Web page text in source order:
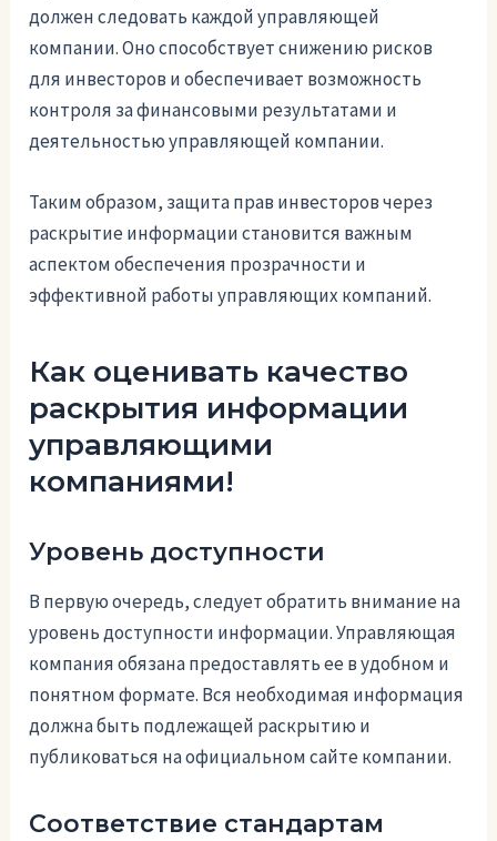
должен следовать каждой управляющей
компании. Оно способствует снижению рисков
для инвесторов и обеспечивает возможность
контроля за финансовыми результатами и
деятельностью управляющей компании.
Таким образом, защита прав инвесторов через
раскрытие информации становится важным
аспектом обеспечения прозрачности и
эффективной работы управляющих компаний.
Как оценивать качество
раскрытия информации
управляющими
компаниями!
Уровень доступности
В первую очередь, следует обратить внимание на
уровень доступности информации. Управляющая
компания обязана предоставлять ее в удобном и
понятном формате. Вся необходимая информация
должна быть подлежащей раскрытию и
публиковаться на официальном сайте компании.
Соответствие стандартам